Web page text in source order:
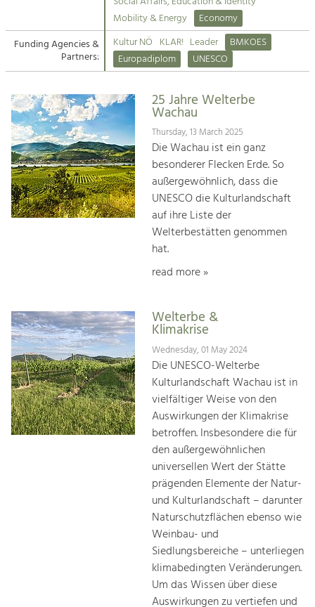
Suche
Impressum
Kontakt
Tourism
Offer Development and Positioning
Art & Culture
Crafts, Science and Research.
Social Affairs, Education
& Identity
Equality, Youth and Integration.
Climate Change, Public Transport and
Increase in Regional Value Added.
Mobility & Energy
Economy
Funding Agencies &
Partners:
Kultur NÖ KLAR! Leader
BMKOES
Europadiplom
UNESCO
25 Jahre Welterbe
Wachau
Thursday, 13 March 2025
Die Wachau ist ein ganz
besonderer Flecken Erde. So
außergewöhnlich, dass die
UNESCO die Kulturlandschaft
auf ihre Liste der
Welterbestätten genommen
hat.
read more »
Welterbe &
Klimakrise
Wednesday, 01 May 2024
Die UNESCO-Welterbe
Kulturlandschaft Wachau ist in
vielfältiger Weise von den
Auswirkungen der Klimakrise
betroffen. Insbesondere die für
den außergewöhnlichen
universellen Wert der Stätte
prägenden Elemente der Natur-
und Kulturlandschaft – darunter
Naturschutzflächen ebenso wie
Weinbau- und
Siedlungsbereiche – unterliegen
klimabedingten Veränderungen.
Um das Wissen über diese
Auswirkungen zu vertiefen und